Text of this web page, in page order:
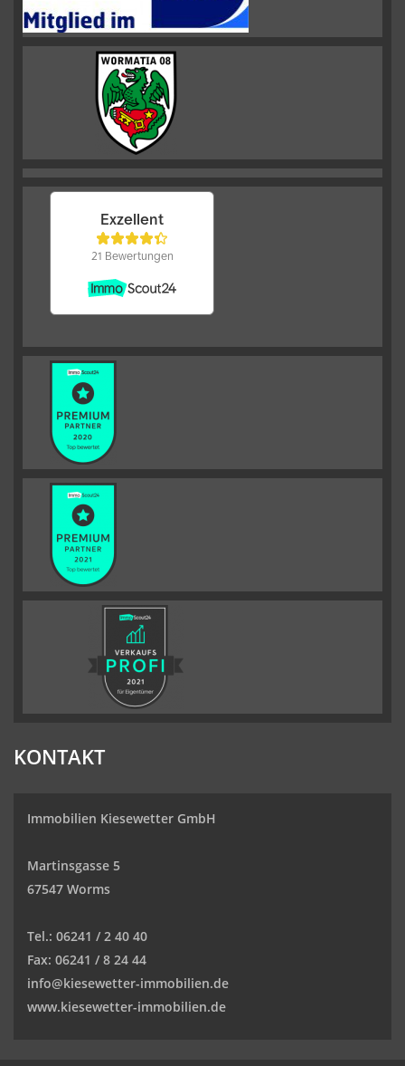
KONTAKT
Immobilien Kiesewetter GmbH
Martinsgasse 5
67547 Worms
Tel.: 06241 / 2 40 40
Fax: 06241 / 8 24 44
info@kiesewetter-immobilien.de
www.kiesewetter-immobilien.de